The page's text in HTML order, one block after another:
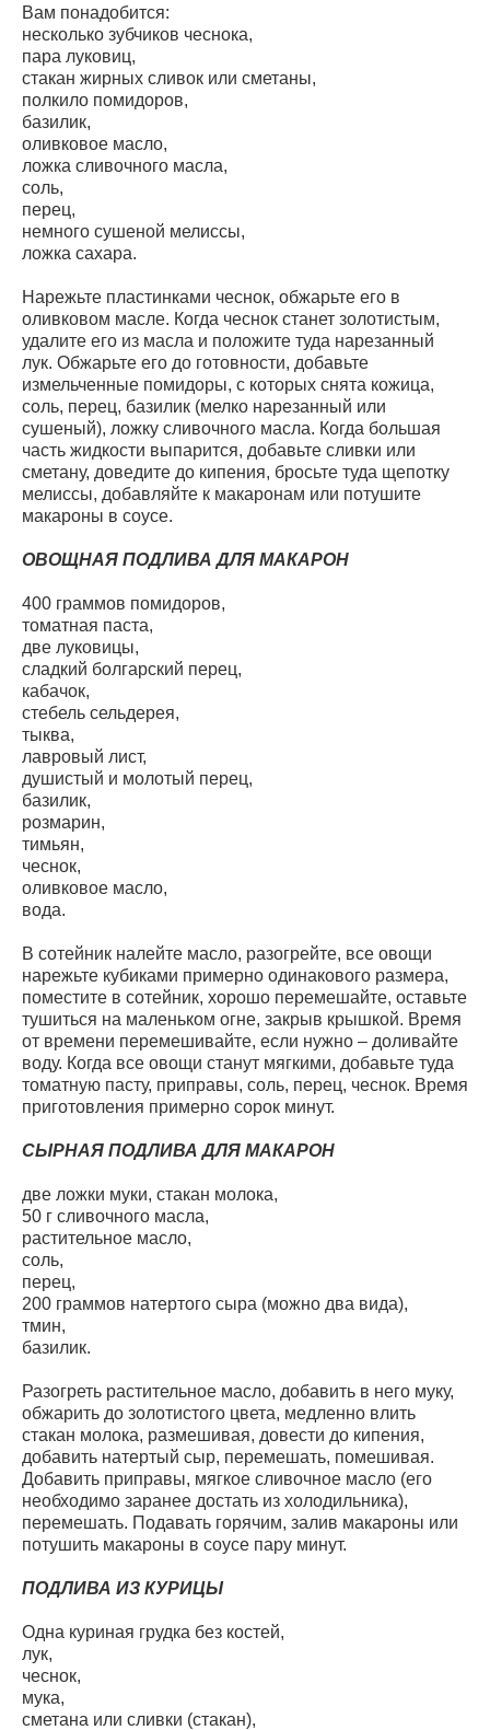
Вам понадобится:
несколько зубчиков чеснока,
пара луковиц,
стакан жирных сливок или сметаны,
полкило помидоров,
базилик,
оливковое масло,
ложка сливочного масла,
соль,
перец,
немного сушеной мелиссы,
ложка сахара.
Нарежьте пластинками чеснок, обжарьте его в
оливковом масле. Когда чеснок станет золотистым,
удалите его из масла и положите туда нарезанный
лук. Обжарьте его до готовности, добавьте
измельченные помидоры, с которых снята кожица,
соль, перец, базилик (мелко нарезанный или
сушеный), ложку сливочного масла. Когда большая
часть жидкости выпарится, добавьте сливки или
сметану, доведите до кипения, бросьте туда щепотку
мелиссы, добавляйте к макаронам или потушите
макароны в соусе.
ОВОЩНАЯ ПОДЛИВА ДЛЯ МАКАРОН
400 граммов помидоров,
томатная паста,
две луковицы,
сладкий болгарский перец,
кабачок,
стебель сельдерея,
тыква,
лавровый лист,
душистый и молотый перец,
базилик,
розмарин,
тимьян,
чеснок,
оливковое масло,
вода.
В сотейник налейте масло, разогрейте, все овощи
нарежьте кубиками примерно одинакового размера,
поместите в сотейник, хорошо перемешайте, оставьте
тушиться на маленьком огне, закрыв крышкой. Время
от времени перемешивайте, если нужно – доливайте
воду. Когда все овощи станут мягкими, добавьте туда
томатную пасту, приправы, соль, перец, чеснок. Время
приготовления примерно сорок минут.
СЫРНАЯ ПОДЛИВА ДЛЯ МАКАРОН
две ложки муки, стакан молока,
50 г сливочного масла,
растительное масло,
соль,
перец,
200 граммов натертого сыра (можно два вида),
тмин,
базилик.
Разогреть растительное масло, добавить в него муку,
обжарить до золотистого цвета, медленно влить
стакан молока, размешивая, довести до кипения,
добавить натертый сыр, перемешать, помешивая.
Добавить приправы, мягкое сливочное масло (его
необходимо заранее достать из холодильника),
перемешать. Подавать горячим, залив макароны или
потушить макароны в соусе пару минут.
ПОДЛИВА ИЗ КУРИЦЫ
Одна куриная грудка без костей,
лук,
чеснок,
мука,
сметана или сливки (стакан),